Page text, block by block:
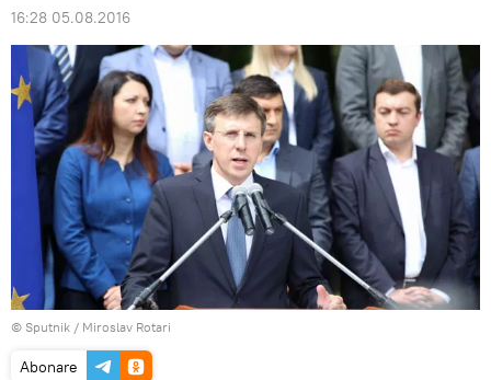
16:28 05.08.2016
© Sputnik / Miroslav Rotari
Abonare